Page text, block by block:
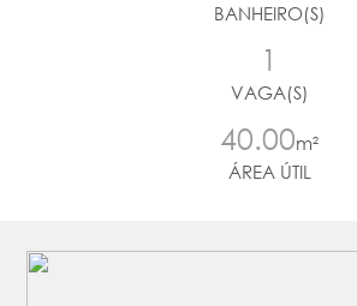
BANHEIRO(S)
1
VAGA(S)
40.00m²
ÁREA ÚTIL